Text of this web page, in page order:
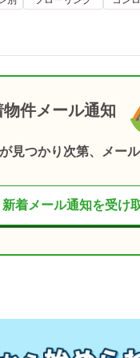
物件メール通知
見つかり次第、メー
新着メール通知を受け